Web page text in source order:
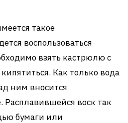
такое
воспользоваться
взять кастрюлю с
Как только вода
ним вносится
Расплавившейся воск так
бумаги или